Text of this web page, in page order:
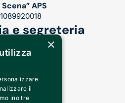
APS
e segreteria
e teatro
×
il
inoltre